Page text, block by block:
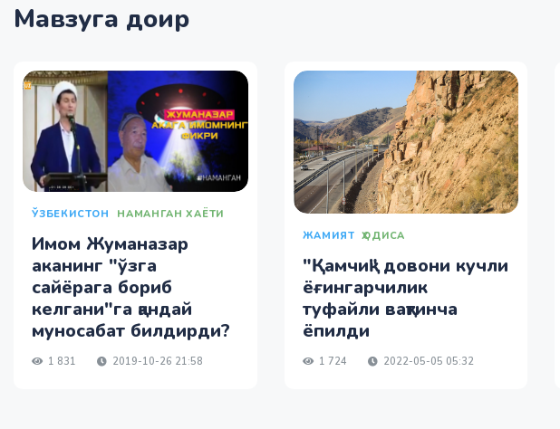
Мавзуга доир
ЎЗБЕКИСТОН НАМАНГАН ХАЁТИ
Имом Жуманазар
аканинг "ўзга
сайёрага бориб
келгани"га қандай
муносабат билдирди?
1 831 2019-10-26 21:58
ЖАМИЯТ ҲОДИСА
"Қамчиқ" довони кучли
ёғингарчилик
туфайли вақтинча
ёпилди
1 724 2022-05-05 05:32